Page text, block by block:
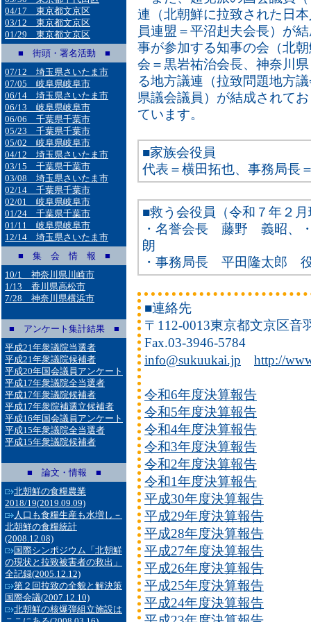
04/17 東京都文京区
03/12 東京都文京区
01/29 東京都文京区
■ 街頭・署名活動 ■
07/12 埼玉県さいたま市
07/05 岐阜県岐阜市
06/14 埼玉県さいたま市
06/13 岐阜県岐阜市
06/06 千葉県千葉市
05/23 千葉県千葉市
05/02 岐阜県岐阜市
04/12 埼玉県さいたま市
03/15 千葉県千葉市
03/08 埼玉県さいたま市
02/14 千葉県千葉市
02/01 岐阜県岐阜市
01/24 千葉県千葉市
01/11 岐阜県岐阜市
12/14 埼玉県さいたま市
■ 集 会 情 報 ■
10/1 神奈川県川崎市
1/13 香川県高松市
7/28 神奈川県横浜市
■ アンケート集計結果 ■
平成21年衆議院当選者
平成21年衆議院候補者
平成20年国会議員アンケート
平成17年衆議院全当選者
平成17年衆議院候補者
平成17年衆院補選立候補者
平成16年国会議員アンケート
平成15年衆議院全当選者
平成15年衆議院候補者
■ 論文・情報 ■
北朝鮮の食糧農業
2018/19(2019.09.09)
人口も食糧生産も水増し－
北朝鮮の食糧統計
(2008.12.08)
国際シンポジウム「北朝鮮
の現状と拉致被害者の救出」
全記録(2005.12.12)
第２回拉致の全貌と解決策
国際会議(2007.12.10)
北朝鮮の核爆弾組立施設は
連（北朝鮮に拉致された日
員連盟＝平沼赳夫会長）が
事が参加する知事の会（北
会＝黒岩祐治会長、神奈川
る地方議連（拉致問題地方
県議会議員）が結成されて
ています。
■家族会役員
代表＝横田拓也、事務局長
■救う会役員（令和７年２
・名誉会長 藤野 義昭
朗
・事務局長 平田隆太郎
■連絡先
〒112-0013東京都文京区
Fax.03-3946-5784
info@sukuukai.jp
http://
令和6年度決算報告
令和5年度決算報告
令和4年度決算報告
令和3年度決算報告
令和2年度決算報告
令和1年度決算報告
平成30年度決算報告
平成29年度決算報告
平成28年度決算報告
平成27年度決算報告
平成26年度決算報告
平成25年度決算報告
平成24年度決算報告